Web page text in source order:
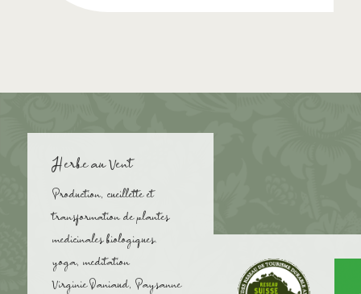
Herbe au Vent
Production, cueillette et
transformation de plantes
medicinales biologiques.
yoga, meditation
Virginie Daniaud, Paysanne